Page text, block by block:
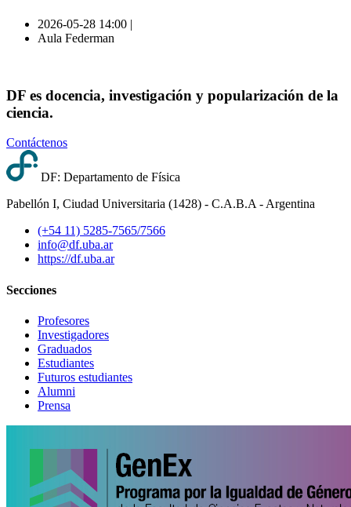
2026-05-28 14:00 |
Aula Federman
DF es docencia, investigación y popularización de la
ciencia.
Contáctenos
DF: Departamento de Física
Pabellón I, Ciudad Universitaria (1428) - C.A.B.A - Argentina
(+54 11) 5285-7565/7566
info@df.uba.ar
https://df.uba.ar
Secciones
Profesores
Investigadores
Graduados
Estudiantes
Futuros estudiantes
Alumni
Prensa